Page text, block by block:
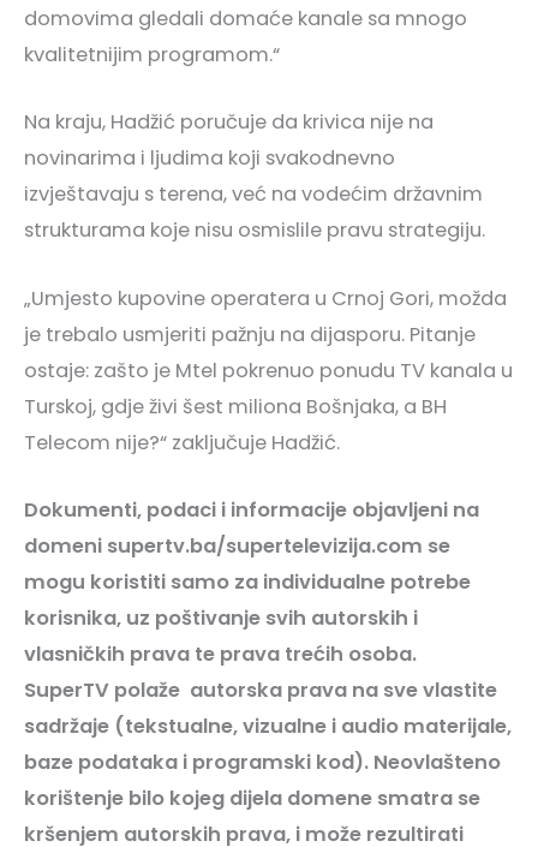
domovima gledali domaće kanale sa mnogo
kvalitetnijim programom.“
Na kraju, Hadžić poručuje da krivica nije na
novinarima i ljudima koji svakodnevno
izvještavaju s terena, već na vodećim državnim
strukturama koje nisu osmislile pravu strategiju.
„Umjesto kupovine operatera u Crnoj Gori, možda
je trebalo usmjeriti pažnju na dijasporu. Pitanje
ostaje: zašto je Mtel pokrenuo ponudu TV kanala u
Turskoj, gdje živi šest miliona Bošnjaka, a BH
Telecom nije?“ zaključuje Hadžić.
Dokumenti, podaci i informacije objavljeni na
domeni supertv.ba/supertelevizija.com se
mogu koristiti samo za individualne potrebe
korisnika, uz poštivanje svih autorskih i
vlasničkih prava te prava trećih osoba.
SuperTV polaže autorska prava na sve vlastite
sadržaje (tekstualne, vizualne i audio materijale,
baze podataka i programski kod). Neovlašteno
korištenje bilo kojeg dijela domene smatra se
kršenjem autorskih prava, i može rezultirati